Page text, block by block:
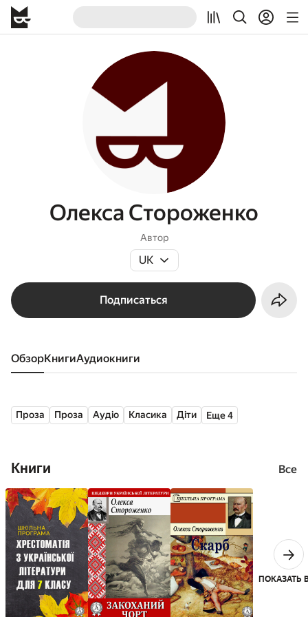
Олекса Стороженко
Автор
UK
Подписаться
Обзор книги аудиокниги
Проза Проза Аудіо Класика Діти Еще 4
Книги Все
ПОКАЗАТЬ